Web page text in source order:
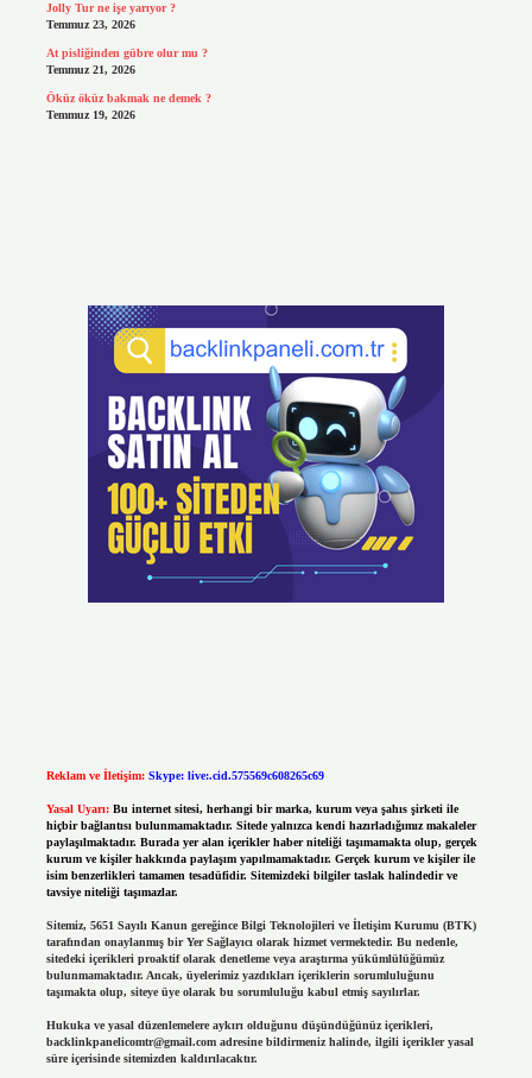
Jolly Tur ne işe yarıyor ?
Temmuz 23, 2026
At pisliğinden gübre olur mu ?
Temmuz 21, 2026
Öküz öküz bakmak ne demek ?
Temmuz 19, 2026
Reklam ve İletişim: Skype: live:.cid.575569c608265c69
Yasal Uyarı: Bu internet sitesi, herhangi bir marka, kurum veya şahıs şirketi ile
hiçbir bağlantısı bulunmamaktadır. Sitede yalnızca kendi hazırladığımız makaleler
paylaşılmaktadır. Burada yer alan içerikler haber niteliği taşımamakta olup, gerçek
kurum ve kişiler hakkında paylaşım yapılmamaktadır. Gerçek kurum ve kişiler ile
isim benzerlikleri tamamen tesadüfidir. Sitemizdeki bilgiler taslak halindedir ve
tavsiye niteliği taşımazlar.
Sitemiz, 5651 Sayılı Kanun gereğince Bilgi Teknolojileri ve İletişim Kurumu (BTK)
tarafından onaylanmış bir Yer Sağlayıcı olarak hizmet vermektedir. Bu nedenle,
sitedeki içerikleri proaktif olarak denetleme veya araştırma yükümlülüğümüz
bulunmamaktadır. Ancak, üyelerimiz yazdıkları içeriklerin sorumluluğunu
taşımakta olup, siteye üye olarak bu sorumluluğu kabul etmiş sayılırlar.
Hukuka ve yasal düzenlemelere aykırı olduğunu düşündüğünüz içerikleri,
backlinkpanelicomtr@gmail.comadresine bildirmeniz halinde, ilgili içerikler yasal
süre içerisinde sitemizden kaldırılacaktır.